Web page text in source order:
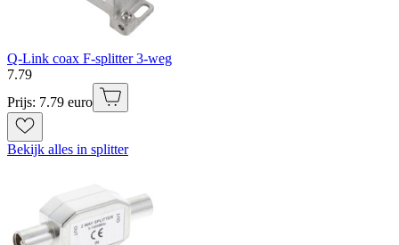
Q-Link coax F-splitter 3-weg
7.79
Prijs: 7.79 euro
Bekijk alles in splitter